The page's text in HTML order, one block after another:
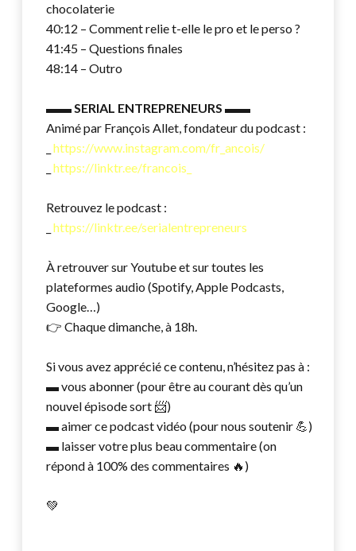
chocolaterie
40:12 – Comment relie t-elle le pro et le perso ?
41:45 – Questions finales
48:14 – Outro
▬▬SERIAL ENTREPRENEURS ▬▬
Animé par François Allet, fondateur du podcast :
_https://www.instagram.com/fr_ancois/
_https://linktr.ee/francois_
Retrouvez le podcast :
_https://linktr.ee/serialentrepreneurs
À retrouver sur Youtube et sur toutes les
plateformes audio (Spotify, Apple Podcasts,
Google…)
👉 Chaque dimanche, à 18h.
Si vous avez apprécié ce contenu, n’hésitez pas à :
▬ vous abonner (pour être au courant dès qu’un
nouvel épisode sort 📨)
▬ aimer ce podcast vidéo (pour nous soutenir 💪)
▬ laisser votre plus beau commentaire (on
répond à 100% des commentaires 🔥)
💚